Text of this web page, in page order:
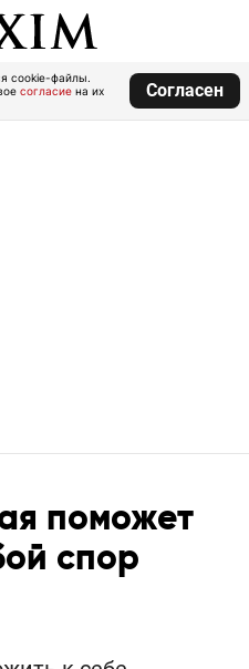
cookie-файлы.
согласие на их
Согласен
поможет
спор